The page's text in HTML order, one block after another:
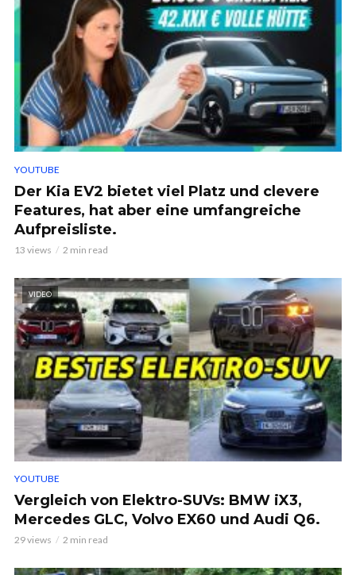
YOUTUBE
Der Kia EV2 bietet viel Platz und clevere
Features, hat aber eine umfangreiche
Aufpreisliste.
13 views 2 min read
VIDEO
YOUTUBE
Vergleich von Elektro-SUVs: BMW iX3,
Mercedes GLC, Volvo EX60 und Audi Q6.
29 views 2 min read